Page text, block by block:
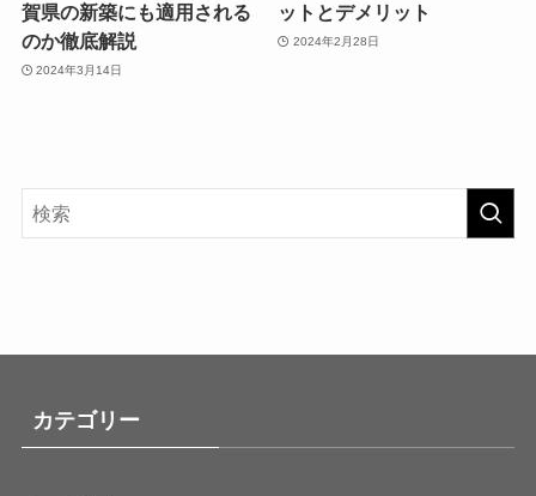
賀県の新築にも適用される
のか徹底解説
2024年3月14日
ットとデメリット
2024年2月28日
カテゴリー